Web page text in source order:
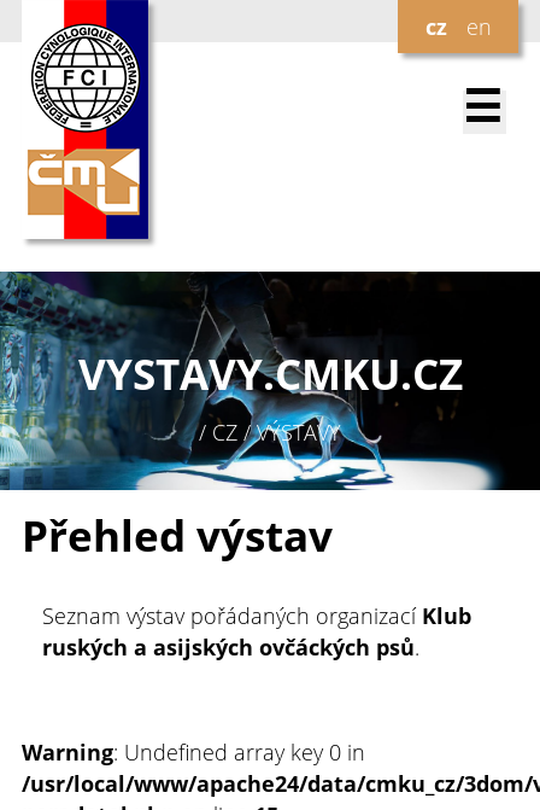
cz en
☰
VYSTAVY.CMKU.CZ
/ CZ / VÝSTAVY
Přehled výstav
Seznam výstav pořádaných organizací Klub
ruských a asijských ovčáckých psů.
Warning: Undefined array key 0 in
/usr/local/www/apache24/data/cmku_cz/